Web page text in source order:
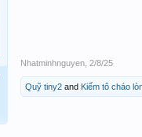
Nhatminhnguyen 2/8/25
Quỹ tiny2 and Kiếm tô cháo